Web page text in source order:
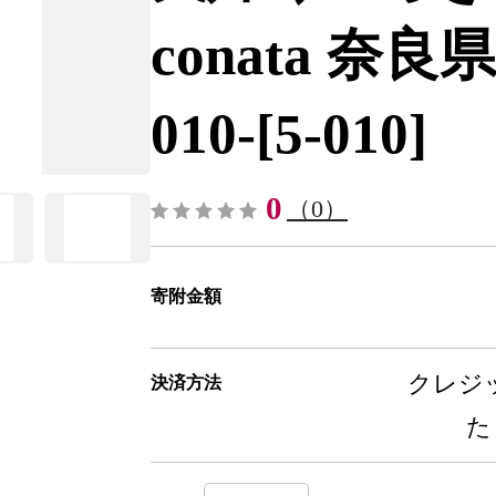
conata 奈良
010-[5-010]
0 （0）
寄附金額
決済方法
クレジ